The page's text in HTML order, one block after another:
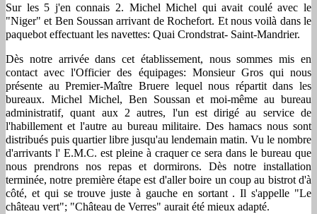
Sur les 5 j'en connais 2. Michel Michel qui avait coulé avec le
"Niger" et Ben Soussan arrivant de Rochefort. Et nous voilà dans le
paquebot effectuant les navettes: Quai Crondstrat- Saint-Mandrier.
Dès notre arrivée dans cet établissement, nous sommes mis en
contact avec l'Officier des équipages: Monsieur Gros qui nous
présente au Premier-Maître Bruere lequel nous répartit dans les
bureaux. Michel Michel, Ben Soussan et moi-même au bureau
administratif, quant aux 2 autres, l'un est dirigé au service de
l'habillement et l'autre au bureau militaire. Des hamacs nous sont
distribués puis quartier libre jusqu'au lendemain matin. Vu le nombre
d'arrivants l' E.M.C. est pleine à craquer ce sera dans le bureau que
nous prendrons nos repas et dormirons. Dès notre installation
terminée, notre première étape est d'aller boire un coup au bistrot d'à
côté, et qui se trouve juste à gauche en sortant . Il s'appelle "Le
château vert"; "Château de Verres" aurait été mieux adapté.